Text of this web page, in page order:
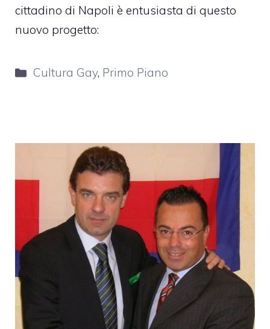
cittadino di Napoli è entusiasta di questo
nuovo progetto:
Categorie
Cultura Gay, Primo Piano